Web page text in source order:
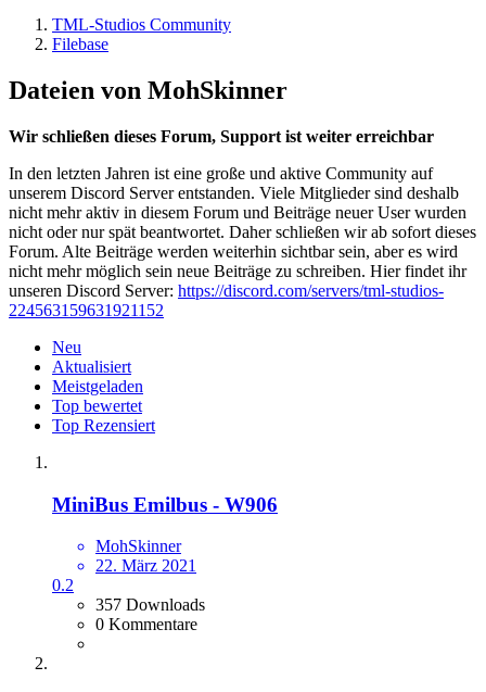
TML-Studios Community
Filebase
Dateien von MohSkinner
Wir schließen dieses Forum, Support ist weiter erreichbar
In den letzten Jahren ist eine große und aktive Community auf
unserem Discord Server entstanden. Viele Mitglieder sind deshalb
nicht mehr aktiv in diesem Forum und Beiträge neuer User wurden
nicht oder nur spät beantwortet. Daher schließen wir ab sofort dieses
Forum. Alte Beiträge werden weiterhin sichtbar sein, aber es wird
nicht mehr möglich sein neue Beiträge zu schreiben. Hier findet ihr
unseren Discord Server: https://discord.com/servers/tml-studios-
224563159631921152
Neu
Aktualisiert
Meistgeladen
Top bewertet
Top Rezensiert
MiniBus Emilbus - W906
MohSkinner
22. März 2021
0.2
357 Downloads
0 Kommentare